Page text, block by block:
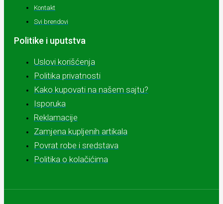
Kontakt
Svi brendovi
Politike i uputstva
Uslovi korišćenja
Politika privatnosti
Kako kupovati na našem sajtu?
Isporuka
Reklamacije
Zamjena kupljenih artikala
Povrat robe i sredstava
Politika o kolačićima